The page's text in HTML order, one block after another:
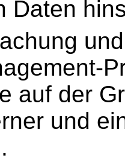
Daten
auf der
und